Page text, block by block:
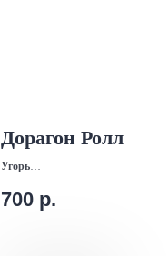
Дорагон Ролл
Угорь
Икра Тобико
700 р.